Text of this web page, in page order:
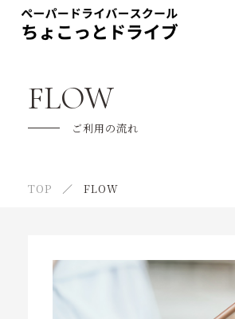
ご利用の流れ
指導員紹介
FLOW
ご利用の流れ
TOP FLOW